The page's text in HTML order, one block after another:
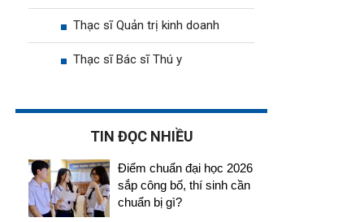
Thạc sĩ Quản trị kinh doanh
Thạc sĩ Bác sĩ Thú y
TIN ĐỌC NHIỀU
Điểm chuẩn đại học 2026
sắp công bố, thí sinh cần
chuẩn bị gì?